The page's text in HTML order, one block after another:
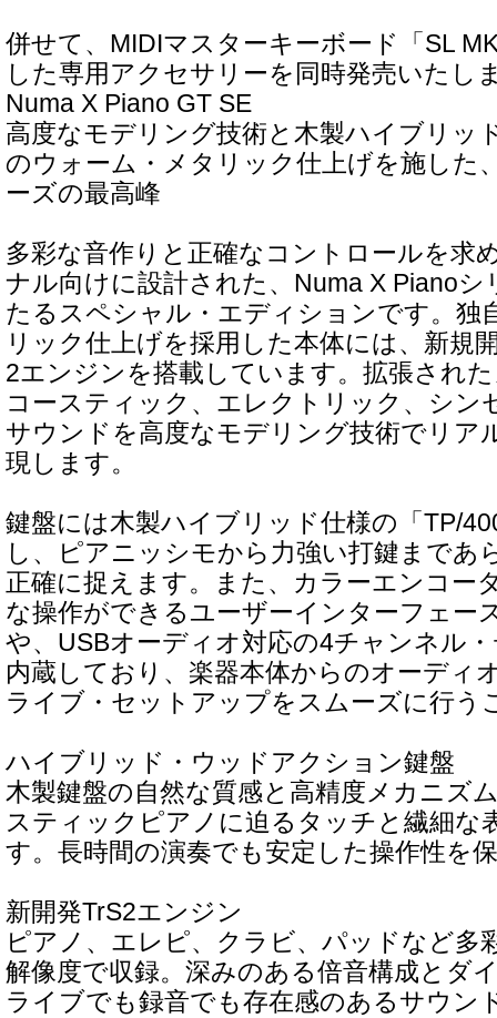
併せて、MIDIマスターキーボード「SL
した専用アクセサリーを同時発売いたし
Numa X Piano GT SE
高度なモデリング技術と木製ハイブリッ
のウォーム・メタリック仕上げを施した
ーズの最高峰
多彩な音作りと正確なコントロールを求
ナル向けに設計された、Numa X Pianoシ
たるスペシャル・エディションです。独
リック仕上げを採用した本体には、新規
2エンジンを搭載しています。拡張され
コースティック、エレクトリック、シン
サウンドを高度なモデリング技術でリア
現します。
鍵盤には木製ハイブリッド仕様の「TP/
し、ピアニッシモから力強い打鍵まであ
正確に捉えます。また、カラーエンコー
な操作ができるユーザーインターフェー
や、USBオーディオ対応の4チャンネル
内蔵しており、楽器本体からのオーディ
ライブ・セットアップをスムーズに行う
ハイブリッド・ウッドアクション鍵盤
木製鍵盤の自然な質感と高精度メカニズ
スティックピアノに迫るタッチと繊細な
す。長時間の演奏でも安定した操作性を
新開発TrS2エンジン
ピアノ、エレピ、クラビ、パッドなど多
解像度で収録。深みのある倍音構成とダ
ライブでも録音でも存在感のあるサウン